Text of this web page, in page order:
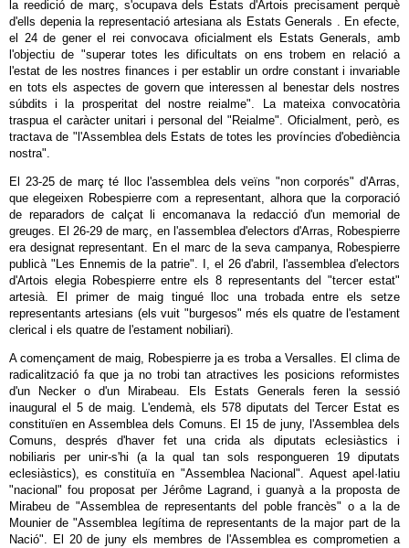
la reedició de març, s'ocupava dels Estats d'Artois precisament perquè
d'ells depenia la representació artesiana als Estats Generals . En efecte,
el 24 de gener el rei convocava oficialment els Estats Generals, amb
l'objectiu de "superar totes les dificultats on ens trobem en relació a
l'estat de les nostres finances i per establir un ordre constant i invariable
en tots els aspectes de govern que interessen al benestar dels nostres
súbdits i la prosperitat del nostre reialme". La mateixa convocatòria
traspua el caràcter unitari i personal del "Reialme". Oficialment, però, es
tractava de "l'Assemblea dels Estats de totes les províncies d'obediència
nostra".
El 23-25 de març té lloc l'assemblea dels veïns "non corporés" d'Arras,
que elegeixen Robespierre com a representant, alhora que la corporació
de reparadors de calçat li encomanava la redacció d'un memorial de
greuges. El 26-29 de març, en l'assemblea d'electors d'Arras, Robespierre
era designat representant. En el marc de la seva campanya, Robespierre
publicà "Les Ennemis de la patrie". I, el 26 d'abril, l'assemblea d'electors
d'Artois elegia Robespierre entre els 8 representants del "tercer estat"
artesià. El primer de maig tingué lloc una trobada entre els setze
representants artesians (els vuit "burgesos" més els quatre de l'estament
clerical i els quatre de l'estament nobiliari).
A començament de maig, Robespierre ja es troba a Versalles. El clima de
radicalització fa que ja no trobi tan atractives les posicions reformistes
d'un Necker o d'un Mirabeau. Els Estats Generals feren la sessió
inaugural el 5 de maig. L'endemà, els 578 diputats del Tercer Estat es
constituïen en Assemblea dels Comuns. El 15 de juny, l'Assemblea dels
Comuns, després d'haver fet una crida als diputats eclesiàstics i
nobiliaris per unir-s'hi (a la qual tan sols respongueren 19 diputats
eclesiàstics), es constituïa en "Assemblea Nacional". Aquest apel·latiu
"nacional" fou proposat per Jérôme Lagrand, i guanyà a la proposta de
Mirabeu de "Assemblea de representants del poble francès" o a la de
Mounier de "Assemblea legítima de representants de la major part de la
Nació". El 20 de juny els membres de l'Assemblea es comprometien a